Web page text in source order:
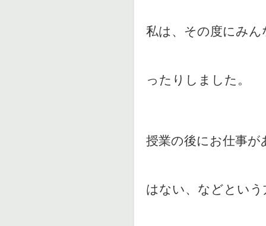
私は、その度にみ
ったりしました。
授業の後にお仕事
はない、などとい